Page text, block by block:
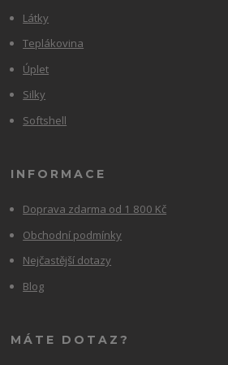
Látky
Teplákovina
Úplet
Silky
Softshell
INFORMACE
Doprava zdarma od 1 800 Kč
Obchodní podmínky
Nejčastější dotazy
Blog
MÁTE DOTAZ?